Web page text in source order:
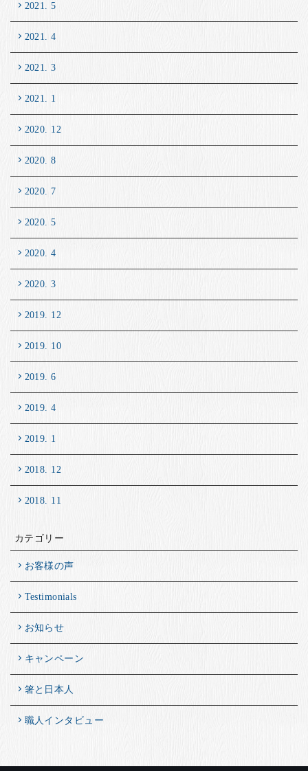
2021. 5
2021. 4
2021. 3
2021. 1
2020. 12
2020. 8
2020. 7
2020. 5
2020. 4
2020. 3
2019. 12
2019. 10
2019. 6
2019. 4
2019. 1
2018. 12
2018. 11
カテゴリー
お客様の声
Testimonials
お知らせ
キャンペーン
箸と日本人
職人インタビュー